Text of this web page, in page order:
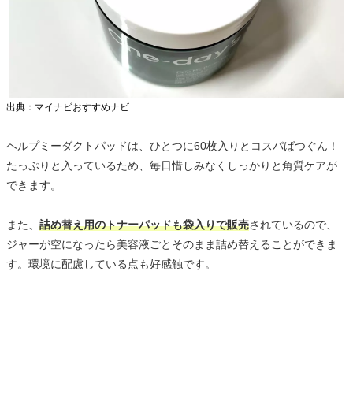
出典：マイナビおすすめナビ
ヘルプミーダクトパッドは、ひとつに60枚入りとコスパばつぐん！
たっぷりと入っているため、毎日惜しみなくしっかりと角質ケアが
できます。
また、 詰め替え用のトナーパッドも袋入りで販売されているので、
ジャーが空になったら美容液ごとそのまま詰め替えることができま
す。環境に配慮している点も好感触です。